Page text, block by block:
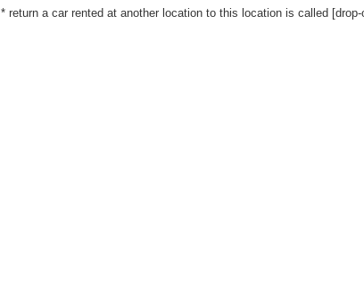
* return a car rented at another location to this location is called